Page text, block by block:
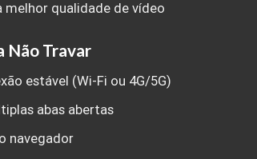
melhor qualidade de vídeo
Não Travar
estável (Wi-Fi ou 4G/5G)
abas abertas
navegador